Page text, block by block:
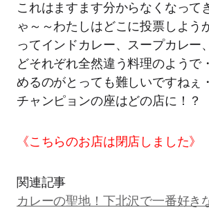
これはますます分からなくなって
ゃ～～わたしはどこに投票しよう
ってインドカレー、スープカレー
どそれぞれ全然違う料理のようで
めるのがとっても難しいですねぇ
チャンピョンの座はどの店に！？
《こちらのお店は閉店しました》
関連記事
カレーの聖地！下北沢で一番好き